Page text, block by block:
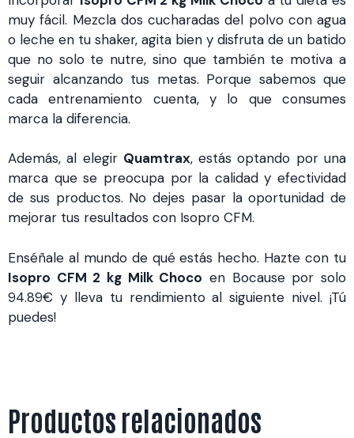
muy fácil. Mezcla dos cucharadas del polvo con agua
o leche en tu shaker, agita bien y disfruta de un batido
que no solo te nutre, sino que también te motiva a
seguir alcanzando tus metas. Porque sabemos que
cada entrenamiento cuenta, y lo que consumes
marca la diferencia.
Además, al elegir Quamtrax, estás optando por una
marca que se preocupa por la calidad y efectividad
de sus productos. No dejes pasar la oportunidad de
mejorar tus resultados con Isopro CFM.
Enséñale al mundo de qué estás hecho. Hazte con tu
Isopro CFM 2 kg Milk Choco en Bocause por solo
94.89€ y lleva tu rendimiento al siguiente nivel. ¡Tú
puedes!
Productos relacionados